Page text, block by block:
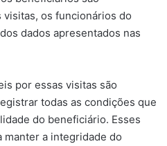
os funcionários do
dados apresentados nas
por essas visitas são
todas as condições que
do beneficiário. Esses
a integridade do